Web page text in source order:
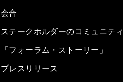
会合
ステークホルダーのコミュニティ
「フォーラム・ストーリー」
プレスリリース